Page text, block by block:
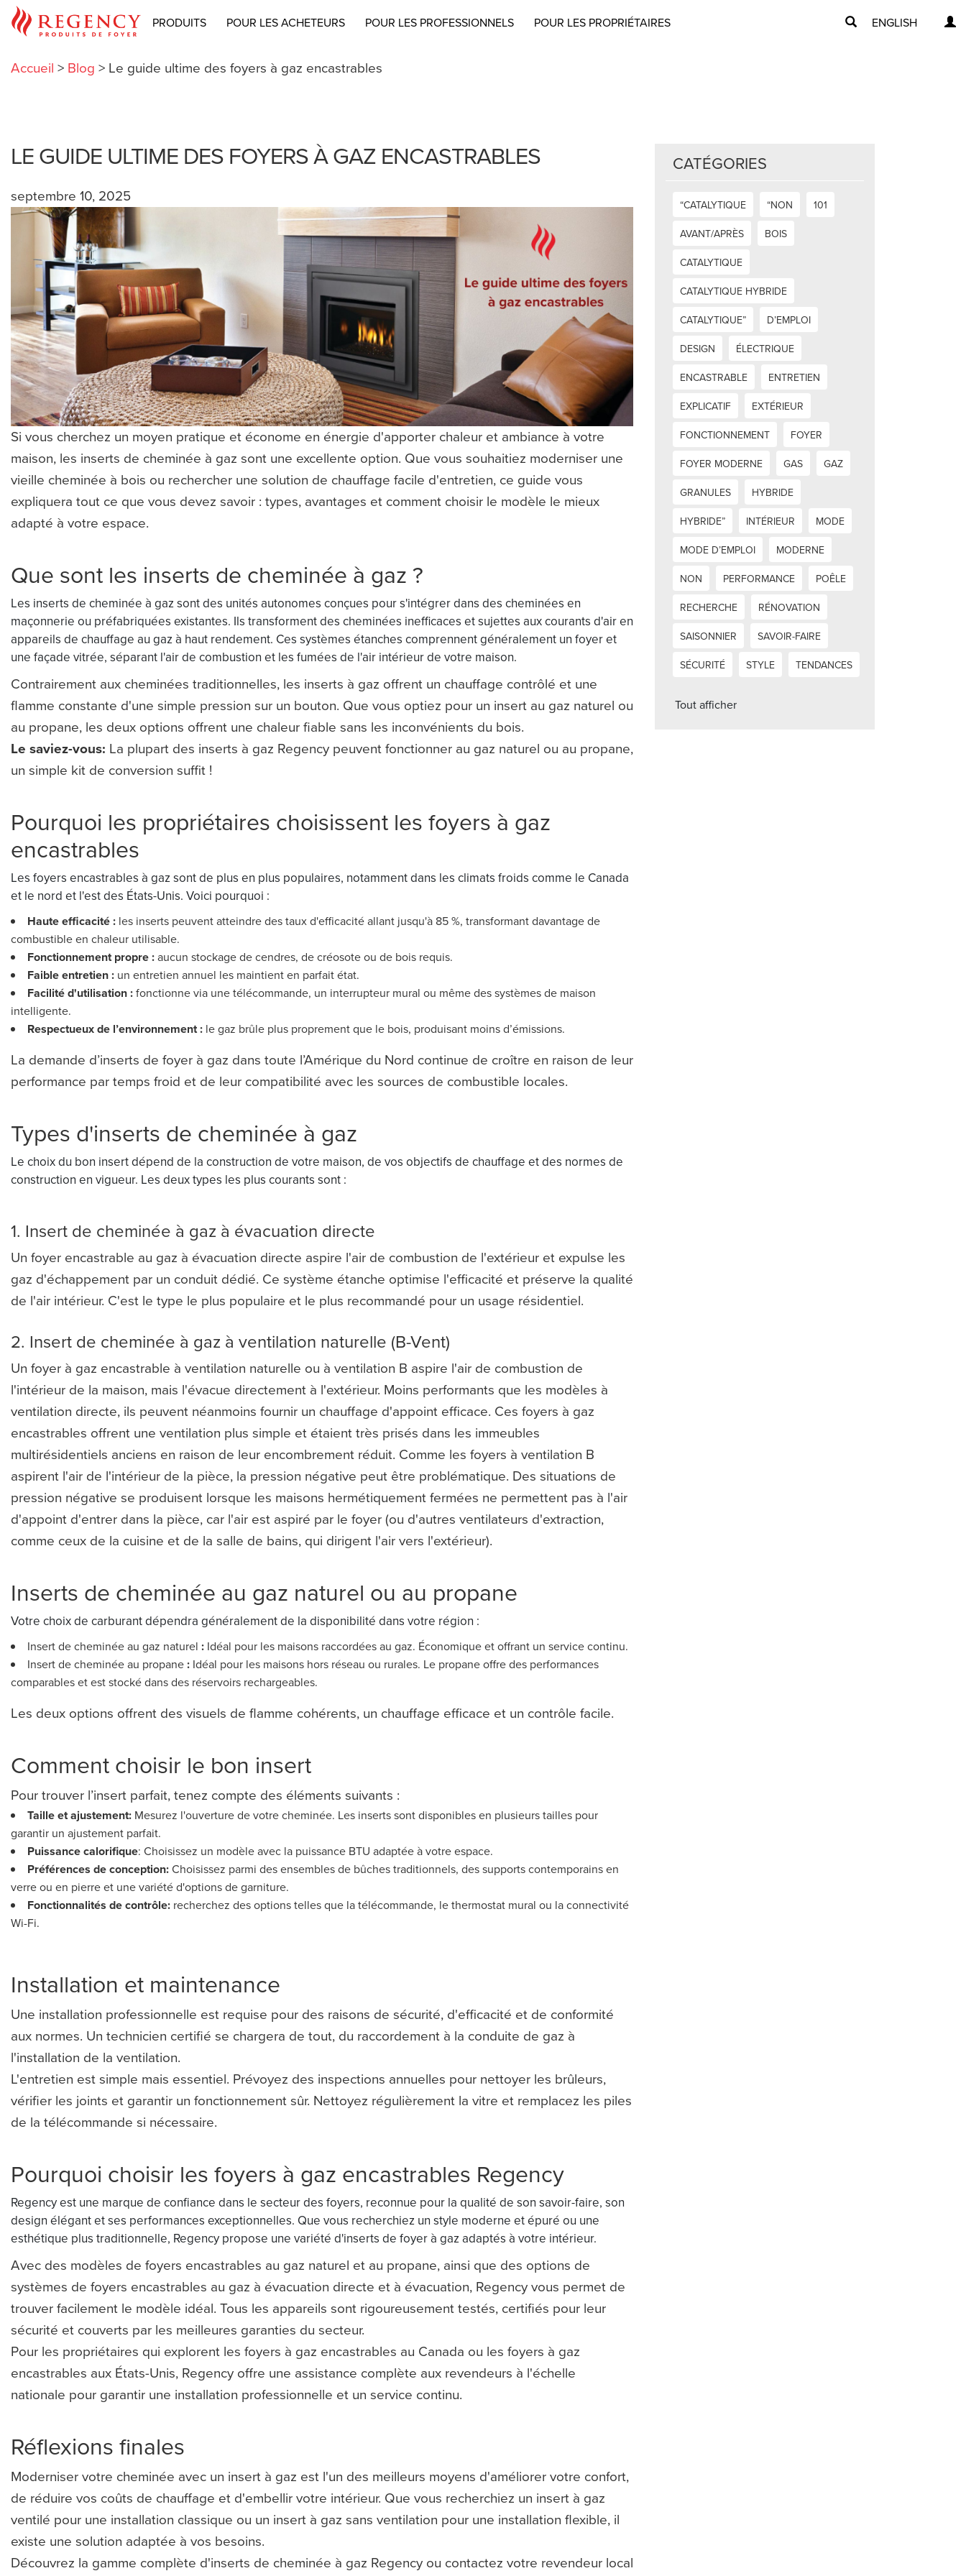
PRODUITS POUR LES ACHETEURS POUR LES PROFESSIONNELS POUR LES PROPRIÉTAIRES ENGLISH
Accueil > Blog > Le guide ultime des foyers à gaz encastrables
LE GUIDE ULTIME DES FOYERS À GAZ ENCASTRABLES
septembre 10, 2025
Si vous cherchez un moyen pratique et économe en énergie d'apporter chaleur et ambiance à votre
maison, les inserts de cheminée à gaz sont une excellente option. Que vous souhaitiez moderniser une
vieille cheminée à bois ou rechercher une solution de chauffage facile d'entretien, ce guide vous
expliquera tout ce que vous devez savoir : types, avantages et comment choisir le modèle le mieux
adapté à votre espace.
Que sont les inserts de cheminée à gaz ?
Les inserts de cheminée à gaz sont des unités autonomes conçues pour s'intégrer dans des cheminées en
maçonnerie ou préfabriquées existantes. Ils transforment des cheminées inefficaces et sujettes aux courants d'air en
appareils de chauffage au gaz à haut rendement. Ces systèmes étanches comprennent généralement un foyer et
une façade vitrée, séparant l'air de combustion et les fumées de l'air intérieur de votre maison.
Contrairement aux cheminées traditionnelles, les inserts à gaz offrent un chauffage contrôlé et une
flamme constante d'une simple pression sur un bouton. Que vous optiez pour un insert au gaz naturel ou
au propane, les deux options offrent une chaleur fiable sans les inconvénients du bois.
Le saviez-vous: La plupart des inserts à gaz Regency peuvent fonctionner au gaz naturel ou au propane,
un simple kit de conversion suffit !
Pourquoi les propriétaires choisissent les foyers à gaz
encastrables
Les foyers encastrables à gaz sont de plus en plus populaires, notamment dans les climats froids comme le Canada
et le nord et l'est des États-Unis. Voici pourquoi :
Haute efficacité : les inserts peuvent atteindre des taux d'efficacité allant jusqu'à 85 %, transformant davantage de
combustible en chaleur utilisable.
Fonctionnement propre :aucun stockage de cendres, de créosote ou de bois requis.
Faible entretien : un entretien annuel les maintient en parfait état.
Facilité d'utilisation :fonctionne via une télécommande, un interrupteur mural ou même des systèmes de maison
intelligente.
Respectueux de l’environnement : le gaz brûle plus proprement que le bois, produisant moins d’émissions.
La demande d’inserts de foyer à gaz dans toute l’Amérique du Nord continue de croître en raison de leur
performance par temps froid et de leur compatibilité avec les sources de combustible locales.
Types d'inserts de cheminée à gaz
Le choix du bon insert dépend de la construction de votre maison, de vos objectifs de chauffage et des normes de
construction en vigueur. Les deux types les plus courants sont :
1. Insert de cheminée à gaz à évacuation directe
Un foyer encastrable au gaz à évacuation directe aspire l'air de combustion de l'extérieur et expulse les
gaz d'échappement par un conduit dédié. Ce système étanche optimise l'efficacité et préserve la qualité
de l'air intérieur. C'est le type le plus populaire et le plus recommandé pour un usage résidentiel.
2. Insert de cheminée à gaz à ventilation naturelle (B-Vent)
Un foyer à gaz encastrable à ventilation naturelle ou à ventilation B aspire l'air de combustion de
l'intérieur de la maison, mais l'évacue directement à l'extérieur. Moins performants que les modèles à
ventilation directe, ils peuvent néanmoins fournir un chauffage d'appoint efficace. Ces foyers à gaz
encastrables offrent une ventilation plus simple et étaient très prisés dans les immeubles
multirésidentiels anciens en raison de leur encombrement réduit. Comme les foyers à ventilation B
aspirent l'air de l'intérieur de la pièce, la pression négative peut être problématique. Des situations de
pression négative se produisent lorsque les maisons hermétiquement fermées ne permettent pas à l'air
d'appoint d'entrer dans la pièce, car l'air est aspiré par le foyer (ou d'autres ventilateurs d'extraction,
comme ceux de la cuisine et de la salle de bains, qui dirigent l'air vers l'extérieur).
Inserts de cheminée au gaz naturel ou au propane
Votre choix de carburant dépendra généralement de la disponibilité dans votre région :
Insert de cheminée au gaz naturel : Idéal pour les maisons raccordées au gaz. Économique et offrant un service continu.
Insert de cheminée au propane: Idéal pour les maisons hors réseau ou rurales. Le propane offre des performances
comparables et est stocké dans des réservoirs rechargeables.
Les deux options offrent des visuels de flamme cohérents, un chauffage efficace et un contrôle facile.
Comment choisir le bon insert
Pour trouver l’insert parfait, tenez compte des éléments suivants :
Taille et ajustement: Mesurez l'ouverture de votre cheminée. Les inserts sont disponibles en plusieurs tailles pour
garantir un ajustement parfait.
Puissance calorifique: Choisissez un modèle avec la puissance BTU adaptée à votre espace.
Préférences de conception:Choisissez parmi des ensembles de bûches traditionnels, des supports contemporains en
verre ou en pierre et une variété d'options de garniture.
Fonctionnalités de contrôle: recherchez des options telles que la télécommande, le thermostat mural ou la connectivité
Wi-Fi.
Installation et maintenance
Une installation professionnelle est requise pour des raisons de sécurité, d'efficacité et de conformité
aux normes. Un technicien certifié se chargera de tout, du raccordement à la conduite de gaz à
l'installation de la ventilation.
L'entretien est simple mais essentiel. Prévoyez des inspections annuelles pour nettoyer les brûleurs,
vérifier les joints et garantir un fonctionnement sûr. Nettoyez régulièrement la vitre et remplacez les piles
de la télécommande si nécessaire.
Pourquoi choisir les foyers à gaz encastrables Regency
Regency est une marque de confiance dans le secteur des foyers, reconnue pour la qualité de son savoir-faire, son
design élégant et ses performances exceptionnelles. Que vous recherchiez un style moderne et épuré ou une
esthétique plus traditionnelle, Regency propose une variété d'inserts de foyer à gaz adaptés à votre intérieur.
Avec des modèles de foyers encastrables au gaz naturel et au propane, ainsi que des options de
systèmes de foyers encastrables au gaz à évacuation directe et à évacuation, Regency vous permet de
trouver facilement le modèle idéal. Tous les appareils sont rigoureusement testés, certifiés pour leur
sécurité et couverts par les meilleures garanties du secteur.
Pour les propriétaires qui explorent les foyers à gaz encastrables au Canada ou les foyers à gaz
encastrables aux États-Unis, Regency offre une assistance complète aux revendeurs à l'échelle
nationale pour garantir une installation professionnelle et un service continu.
Réflexions finales
Moderniser votre cheminée avec un insert à gaz est l'un des meilleurs moyens d'améliorer votre confort,
de réduire vos coûts de chauffage et d'embellir votre intérieur. Que vous recherchiez un insert à gaz
ventilé pour une installation classique ou un insert à gaz sans ventilation pour une installation flexible, il
existe une solution adaptée à vos besoins.
Découvrez la gamme complète d'inserts de cheminée à gaz Regency ou contactez votre revendeur local
CATÉGORIES
“CATALYTIQUE “NON
101
AVANT/APRÈS
BOIS
CATALYTIQUE
CATALYTIQUE HYBRIDE
CATALYTIQUE”
D’EMPLOI
DESIGN
ÉLECTRIQUE
ENCASTRABLE
ENTRETIEN
EXPLICATIF
EXTÉRIEUR
FONCTIONNEMENT
FOYER
FOYER MODERNE
GAS
GAZ
GRANULES
HYBRIDE
HYBRIDE”
INTÉRIEUR
MODE
MODE D’EMPLOI
MODERNE
NON
PERFORMANCE
POÊLE
RECHERCHE
RÉNOVATION
SAISONNIER
SAVOIR-FAIRE
SÉCURITÉ
STYLE TENDANCES
Tout afficher